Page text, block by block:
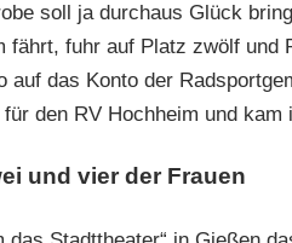
soll ja durchaus Glück
fuhr auf Platz zwölf und
auf das Konto der
den RV Hochheim und kam
und vier der Frauen